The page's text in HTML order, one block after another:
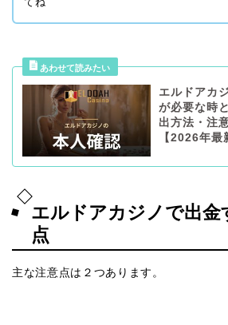
エルドアカ
が必要な時
出方法・注
【2026年最
エルドアカジノで出金
点
主な注意点は２つあります。